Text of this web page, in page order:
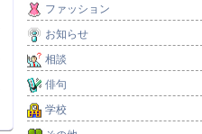
ファッション
お知らせ
相談
俳句
学校